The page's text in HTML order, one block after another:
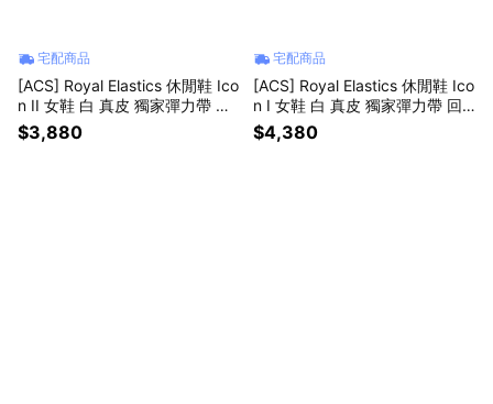
宅配商品
[ACS] Royal Elastics 休閒鞋 Ico
n II 女鞋 白 真皮 獨家彈力帶 回
彈 經典 902161000
$3,880
宅配商品
[ACS] Royal Elastics 休閒鞋 Ico
n I 女鞋 白 真皮 獨家彈力帶 回
彈 902061007
$4,380